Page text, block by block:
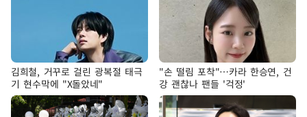
김희철, 거꾸로 걸린 광복절 태극
기 현수막에 "X돌았네"
"손 떨림 포착"…카라 한승연, 건
강 괜찮나 팬들 '걱정'